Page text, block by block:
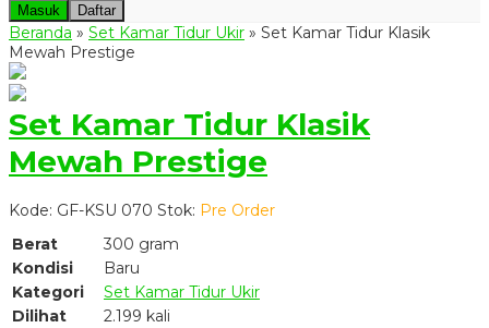
Masuk
Daftar
Beranda » Set Kamar Tidur Ukir » Set Kamar Tidur Klasik
Mewah Prestige
Set Kamar Tidur Klasik
Mewah Prestige
Kode: GF-KSU 070 Stok: Pre Order
Berat
300 gram
Kondisi
Baru
Kategori
Set Kamar Tidur Ukir
Dilihat
2.199 kali